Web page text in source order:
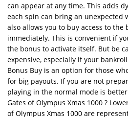
can appear at any time. This adds
each spin can bring an unexpected
also allows you to buy access to the
immediately. This is convenient if
the bonus to activate itself. But be
expensive, especially if your
Bonus Buy is an option for those
for big payouts. If you are not
playing in the normal mode is
Gates of Olympus Xmas 1000 ?
of Olympus Xmas 1000 are